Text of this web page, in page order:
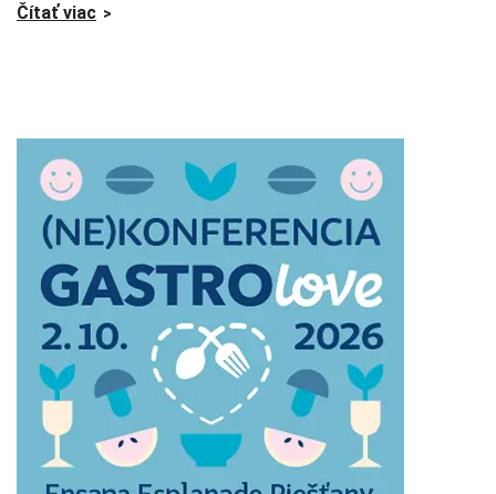
Čítať viac